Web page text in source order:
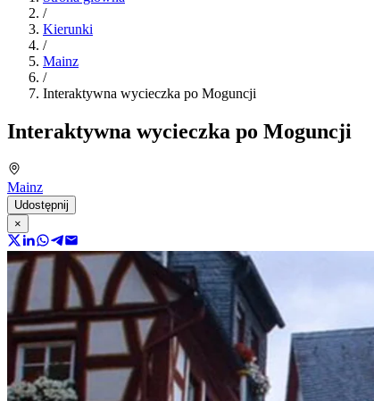
/
Kierunki
/
Mainz
/
Interaktywna wycieczka po Moguncji
Interaktywna wycieczka po Moguncji
Mainz
Udostępnij
×